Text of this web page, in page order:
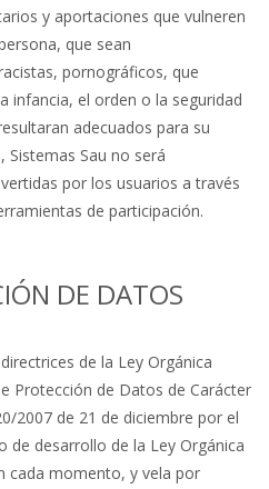
y aportaciones que vulneren
que sean
pornográficos, que
infancia, el orden o la seguridad
adecuados para su
Sistemas Sau no será
por los usuarios a través
de participación.
DE DATOS
de la Ley Orgánica
Protección de Datos de Carácter
2007 de 21 de diciembre por el
de desarrollo de la Ley Orgánica
cada momento, y vela por